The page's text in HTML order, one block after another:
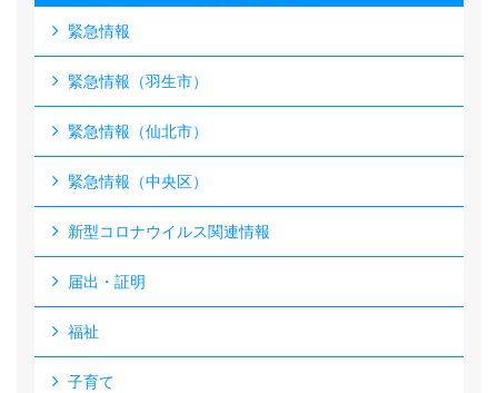
緊急情報
緊急情報（羽生市）
緊急情報（仙北市）
緊急情報（中央区）
新型コロナウイルス関連情報
届出・証明
福祉
子育て